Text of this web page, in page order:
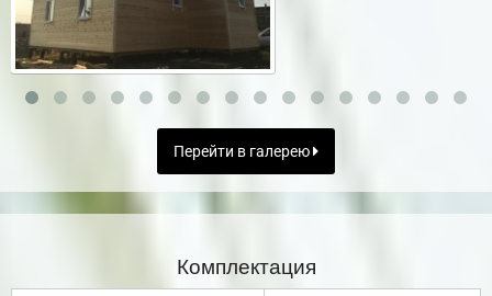
Перейти в галерею
Комплектация